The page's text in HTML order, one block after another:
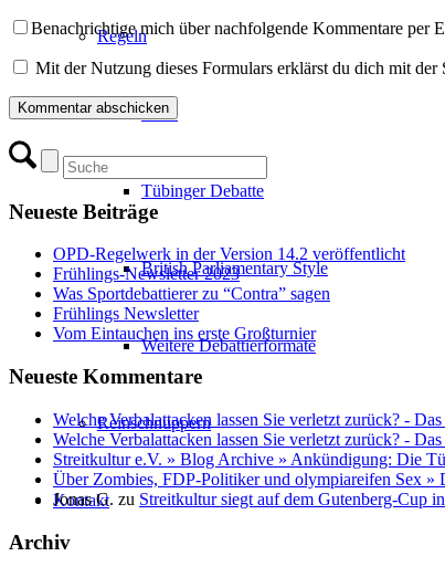
Regeln
OPD
Tübinger Debatte
British Parliamentary Style
Weitere Debattierformate
Reinschnuppern
Kontakt
Benachrichtige mich über nachfolgende Kommentare per
Mit der Nutzung dieses Formulars erklärst du dich mit
Neueste Beiträge
OPD-Regelwerk in der Version 14.2 veröffentlicht
Frühlings-Newsletter 2023
Was Sportdebattierer zu “Contra” sagen
Frühlings Newsletter
Vom Eintauchen ins erste Großturnier
Neueste Kommentare
Welche Verbalattacken lassen Sie verletzt zurück? -
Welche Verbalattacken lassen Sie verletzt zurück? -
Streitkultur e.V. » Blog Archive » Ankündigung: Die
Über Zombies, FDP-Politiker und olympiareifen Sex »
Jonas G. zu Streitkultur siegt auf dem Gutenberg-Cup
Archiv